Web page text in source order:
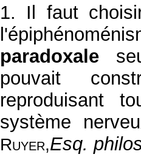
1. Il faut
paradoxale
pouvait
reproduisant
système
Ruyer,Esq.